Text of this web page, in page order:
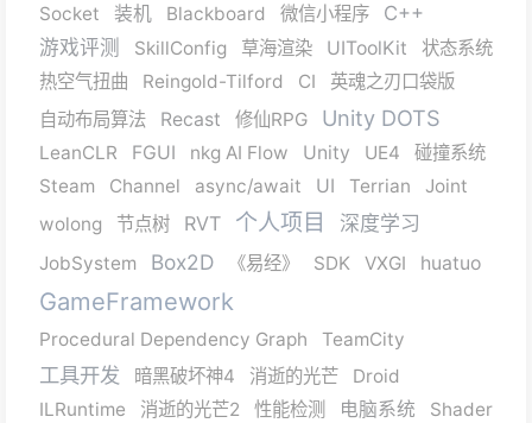
Socket
装机 Blackboard 微信小程序
C++
游戏评测
SkillConfig 草海渲染 UIToolKit
状态系统
热空气扭曲
Reingold-Tilford CI
英魂之刃口袋版
自动布局算法
Recast 修仙RPG Unity DOTS
LeanCLR FGUI nkg AI Flow Unity UE4
碰撞系统
Steam
Channel async/await UI Terrian
Joint
wolong
节点树 RVT 个人项目 深度学习
JobSystem Box2D 《易经》 SDK VXGI huatuo
GameFramework
Procedural Dependency Graph TeamCity
工具开发 暗黑破坏神4 消逝的光芒
Droid
ILRuntime
消逝的光芒2 性能检测 电脑系统
Shader